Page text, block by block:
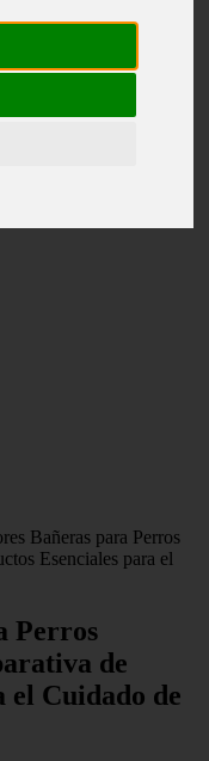
Bañeras para Perros
Esenciales para el
Perros
de
el Cuidado de